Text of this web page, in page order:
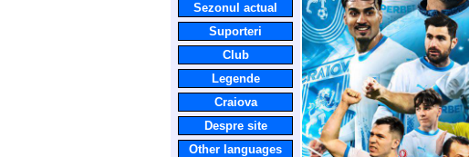
Sezonul actual
Suporteri
Club
Legende
Craiova
Despre site
Other languages